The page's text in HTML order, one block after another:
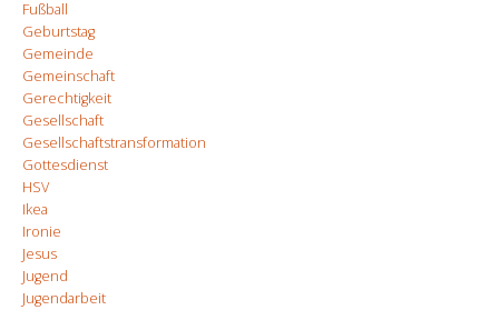
Fußball
Geburtstag
Gemeinde
Gemeinschaft
Gerechtigkeit
Gesellschaft
Gesellschaftstransformation
Gottesdienst
HSV
Ikea
Ironie
Jesus
Jugend
Jugendarbeit